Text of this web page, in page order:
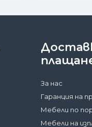
За нас
Гаранция на
Мебели по
Мебели на